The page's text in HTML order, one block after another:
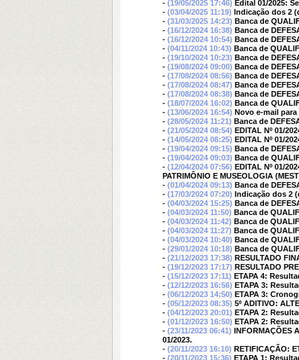
- (19/05/2025 17:46) Edital 01/2025:
- (03/04/2025 11:19) Indicação dos 2
- (31/03/2025 14:23) Banca de
- (16/12/2024 16:38) Banca de
- (16/12/2024 10:54) Banca de
- (04/11/2024 10:43) Banca de
- (19/10/2024 10:23) Banca de
- (19/08/2024 09:00) Banca de
- (17/08/2024 08:56) Banca de
- (17/08/2024 08:47) Banca de
- (17/08/2024 08:38) Banca de
- (18/07/2024 16:02) Banca de
- (13/06/2024 16:54) Novo e-mail
- (28/05/2024 11:21) Banca de
- (21/05/2024 08:54) EDITAL Nº 01/
- (14/05/2024 08:25) EDITAL Nº 01/
- (19/04/2024 09:15) Banca de
- (19/04/2024 09:03) Banca de
- (12/04/2024 07:56) EDITAL Nº 01/
PATRIMÔNIO E MUSEOLOGIA
- (01/04/2024 09:13) Banca de
- (17/03/2024 07:20) Indicação dos 2
- (04/03/2024 15:25) Banca de
- (04/03/2024 11:50) Banca de
- (04/03/2024 11:42) Banca de
- (04/03/2024 11:27) Banca de
- (04/03/2024 10:40) Banca de
- (29/01/2024 10:18) Banca de
- (21/12/2023 17:38) RESULTADO
- (19/12/2023 17:17) RESULTADO
- (15/12/2023 17:11) ETAPA 4:
- (12/12/2023 16:56) ETAPA 3:
- (06/12/2023 14:50) ETAPA 3:
- (05/12/2023 08:35) 5º ADITIVO:
- (04/12/2023 20:01) ETAPA 2:
- (01/12/2023 16:50) ETAPA 2:
- (23/11/2023 06:41) INFORMAÇÕES
01/2023.
- (20/11/2023 16:10) RETIFICAÇÃO:
- (20/11/2023 15:36) ETAPA 1: